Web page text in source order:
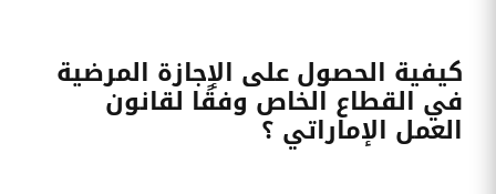
كيفية الحصول على الإجازة المرضية
في القطاع الخاص وفقًا لقانون
العمل الإماراتي ؟